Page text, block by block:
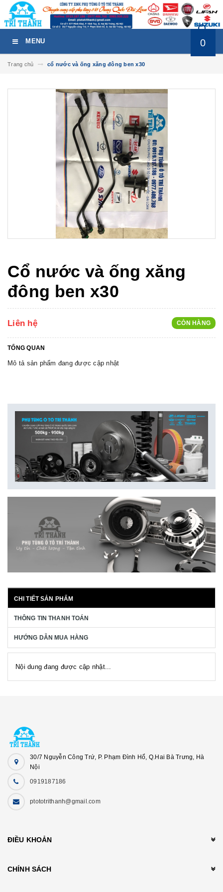
MENU 0
Trang chủ cổ nước và ống xăng đông ben x30
Cổ nước và ống xăng
đông ben x30
Liên hệ CÒN HÀNG
TỔNG QUAN
Mô tả sản phẩm đang được cập nhật
CHI TIẾT SẢN PHẨM
THÔNG TIN THANH TOÁN
HƯỚNG DẪN MUA HÀNG
Nội dung đang được cập nhật...
30/7 Nguyễn Công Trứ, P. Phạm Đình Hổ, Q.Hai Bà Trưng, Hà
Nội
0919187186
ptototrithanh@gmail.com
ĐIỀU KHOẢN
CHÍNH SÁCH